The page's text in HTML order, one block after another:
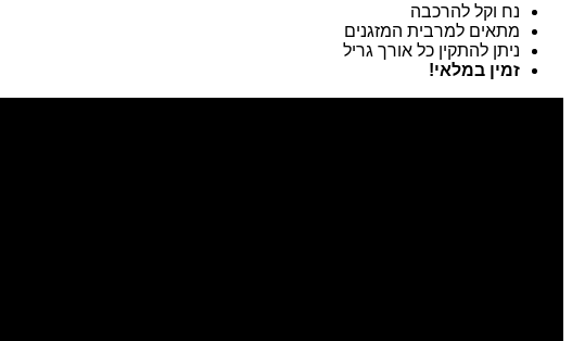
נח וקל להרכבה
מתאים למרבית המזגנים
ניתן להתקין כל אורך גריל
זמין במלאי!